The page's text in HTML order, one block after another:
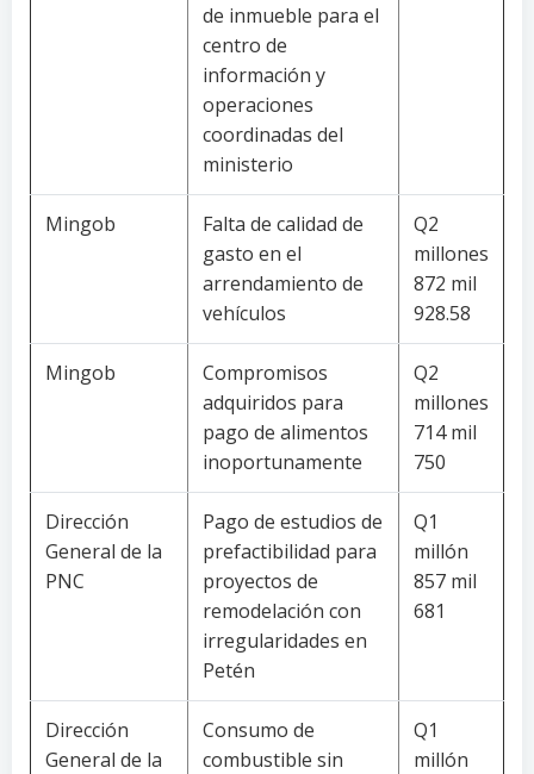
de inmueble para el
centro de
información y
operaciones
coordinadas del
ministerio
Mingob
Falta de calidad de
gasto en el
arrendamiento de
vehículos
Q2
millones
872 mil
928.58
Mingob
Compromisos
adquiridos para
pago de alimentos
inoportunamente
Q2
millones
714 mil
750
Dirección
General de la
PNC
Pago de estudios de
prefactibilidad para
proyectos de
remodelación con
irregularidades en
Petén
Q1
millón
857 mil
681
Dirección
General de la
Consumo de
combustible sin
Q1
millón